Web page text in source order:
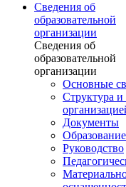
Сведения об
образовательной
организации
Сведения об
образовательной
организации
Основные
Структура и
Документы
Образование
Руководство